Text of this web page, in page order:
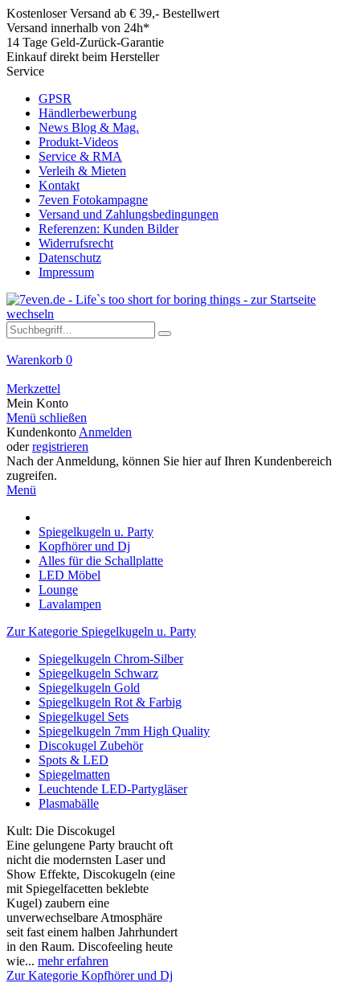
Kostenloser Versand ab € 39,- Bestellwert
Versand innerhalb von 24h*
14 Tage Geld-Zurück-Garantie
Einkauf direkt beim Hersteller
Service
GPSR
Händlerbewerbung
News Blog & Mag.
Produkt-Videos
Service & RMA
Verleih & Mieten
Kontakt
7even Fotokampagne
Versand und Zahlungsbedingungen
Referenzen: Kunden Bilder
Widerrufsrecht
Datenschutz
Impressum
Warenkorb 0
Merkzettel
Mein Konto
Menü schließen
Kundenkonto Anmelden
oderregistrieren
Nach der Anmeldung, können Sie hier auf Ihren Kundenbereich
zugreifen.
Menü
Spiegelkugeln u. Party
Kopfhörer und Dj
Alles für die Schallplatte
LED Möbel
Lounge
Lavalampen
Zur Kategorie Spiegelkugeln u. Party
Spiegelkugeln Chrom-Silber
Spiegelkugeln Schwarz
Spiegelkugeln Gold
Spiegelkugeln Rot & Farbig
Spiegelkugel Sets
Spiegelkugeln 7mm High Quality
Discokugel Zubehör
Spots & LED
Spiegelmatten
Leuchtende LED-Partygläser
Plasmabälle
Kult: Die Discokugel
Eine gelungene Party braucht oft
nicht die modernsten Laser und
Show Effekte, Discokugeln (eine
mit Spiegelfacetten beklebte
Kugel) zaubern eine
unverwechselbare Atmosphäre
seit fast einem halben Jahrhundert
in den Raum. Discofeeling heute
wie... mehr erfahren
Zur Kategorie Kopfhörer und Dj